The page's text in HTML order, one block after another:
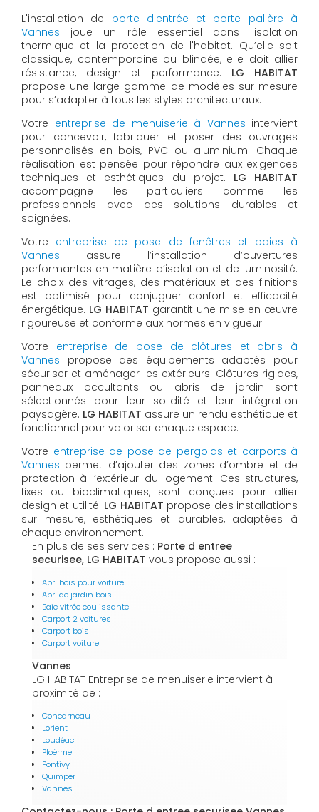
L'installation de porte d'entrée et porte palière à
Vannes joue un rôle essentiel dans l'isolation
thermique et la protection de l'habitat. Qu’elle soit
classique, contemporaine ou blindée, elle doit allier
résistance, design et performance. LG HABITAT
propose une large gamme de modèles sur mesure
pour s’adapter à tous les styles architecturaux.
Votre entreprise de menuiserie à Vannes intervient
pour concevoir, fabriquer et poser des ouvrages
personnalisés en bois, PVC ou aluminium. Chaque
réalisation est pensée pour répondre aux exigences
techniques et esthétiques du projet. LG HABITAT
accompagne les particuliers comme les
professionnels avec des solutions durables et
soignées.
Votre entreprise de pose de fenêtres et baies à
Vannes assure l’installation d’ouvertures
performantes en matière d’isolation et de luminosité.
Le choix des vitrages, des matériaux et des finitions
est optimisé pour conjuguer confort et efficacité
énergétique. LG HABITAT garantit une mise en œuvre
rigoureuse et conforme aux normes en vigueur.
Votre entreprise de pose de clôtures et abris à
Vannes propose des équipements adaptés pour
sécuriser et aménager les extérieurs. Clôtures rigides,
panneaux occultants ou abris de jardin sont
sélectionnés pour leur solidité et leur intégration
paysagère. LG HABITAT assure un rendu esthétique et
fonctionnel pour valoriser chaque espace.
Votre entreprise de pose de pergolas et carports à
Vannes permet d’ajouter des zones d’ombre et de
protection à l’extérieur du logement. Ces structures,
fixes ou bioclimatiques, sont conçues pour allier
design et utilité. LG HABITAT propose des installations
sur mesure, esthétiques et durables, adaptées à
chaque environnement.
En plus de ses services : Porte d entree
securisee, LG HABITAT vous propose aussi :
Abri bois pour voiture
Abri de jardin bois
Baie vitrée coulissante
Carport 2 voitures
Carport bois
Carport voiture
Vannes
LG HABITAT Entreprise de menuiserie intervient à
proximité de :
Concarneau
Lorient
Loudéac
Ploërmel
Pontivy
Quimper
Vannes